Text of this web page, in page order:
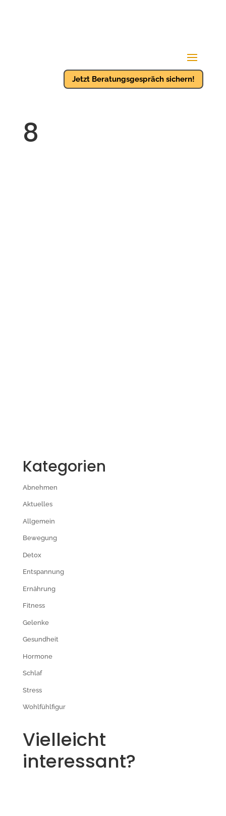
Jetzt Beratungsgespräch sichern!
8
Kategorien
Abnehmen
Aktuelles
Allgemein
Bewegung
Detox
Entspannung
Ernährung
Fitness
Gelenke
Gesundheit
Hormone
Schlaf
Stress
Wohlfühlfigur
Vielleicht
interessant?